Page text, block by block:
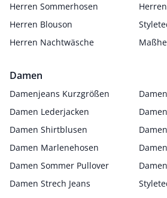
Herren Sommerhosen
Herren Blouson
Herren Nachtwäsche
Damen
Damenjeans Kurzgrößen
Damen Lederjacken
Damen Shirtblusen
Damen Marlenehosen
Damen Sommer Pullover
Damen Strech Jeans